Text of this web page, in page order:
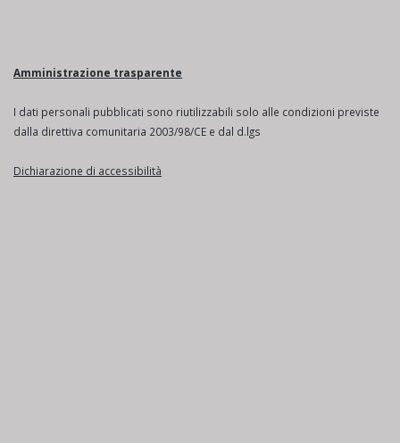
Amministrazione trasparente
I dati personali pubblicati sono riutilizzabili solo alle condizioni previste
dalla direttiva comunitaria 2003/98/CE e dal d.lgs
Dichiarazione di accessibilità